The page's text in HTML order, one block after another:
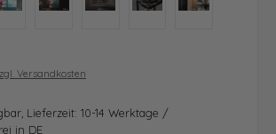
Versandkosten
Lieferzeit: 10-14 Werktage /
in DE